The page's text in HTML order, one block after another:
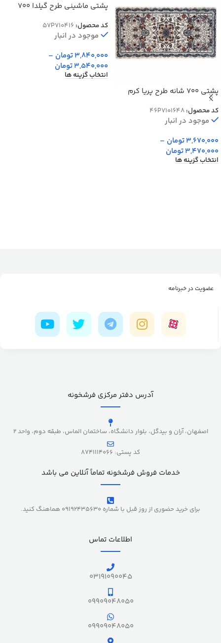
پشتی 700 شانه طرح پریا کرم
کد محصول:46P7101648
موجود در انبار
3,670,000تومان –
3,470,000تومان
انتخاب گزینه ها
پشتی ماشینی طرح گیلدا 700
کد محصول: 57P710416
موجود در انبار
3,840,000تومان –
3,540,000تومان
انتخاب گزینه ها
عضویت در خبرنامه
آدرس دفتر مرکزی فرشخونه
اصفهان، آران و بیدگل، بلوار دانشگاه، ساختمان الماس، طبقه دوم، واحد 2
کد پستی: 8741114066
خدمات فروش فرشخونه تماماً آنلاین می باشد
برای خرید حضوری از روز قبل با شماره 09192435630 هماهنگ کنید.
اطلاعات تماس
03191090045
09909048050
09909048050